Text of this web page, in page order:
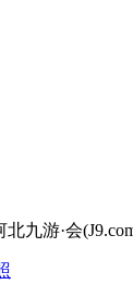
北九游·会